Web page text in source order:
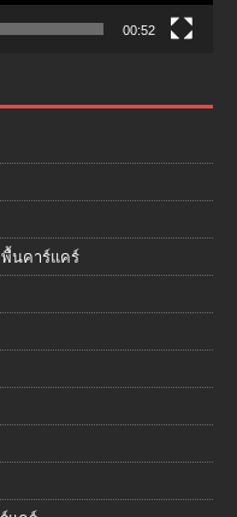
00:52
นคาร์แคร์